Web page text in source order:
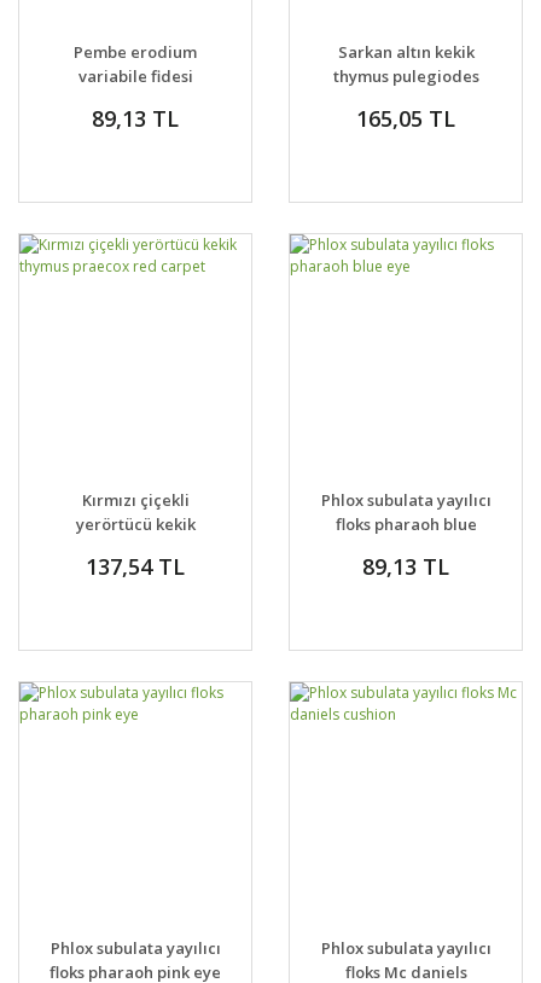
Pembe erodium
variabile fidesi
89,13 TL
Sarkan altın kekik
thymus pulegiodes
165,05 TL
Kırmızı çiçekli
yerörtücü kekik
carpet
137,54 TL
Phlox subulata yayılıcı
floks pharaoh blue
89,13 TL
Phlox subulata yayılıcı
floks pharaoh pink eye
Phlox subulata yayılıcı
floks Mc daniels